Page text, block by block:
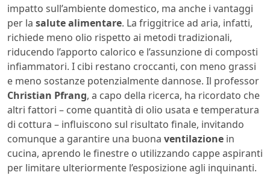
impatto sull’ambiente domestico, ma anche i vantaggi
per la salute alimentare. La friggitrice ad aria, infatti,
richiede meno olio rispetto ai metodi tradizionali,
riducendo l’apporto calorico e l’assunzione di composti
infiammatori. I cibi restano croccanti, con meno grassi
e meno sostanze potenzialmente dannose. Il professor
Christian Pfrang, a capo della ricerca, ha ricordato che
altri fattori – come quantità di olio usata e temperatura
di cottura – influiscono sul risultato finale, invitando
comunque a garantire una buona ventilazione in
cucina, aprendo le finestre o utilizzando cappe aspiranti
per limitare ulteriormente l’esposizione agli inquinanti.